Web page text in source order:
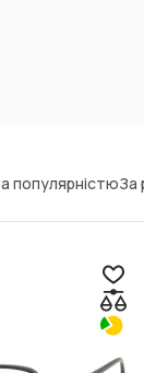
популярністюЗа